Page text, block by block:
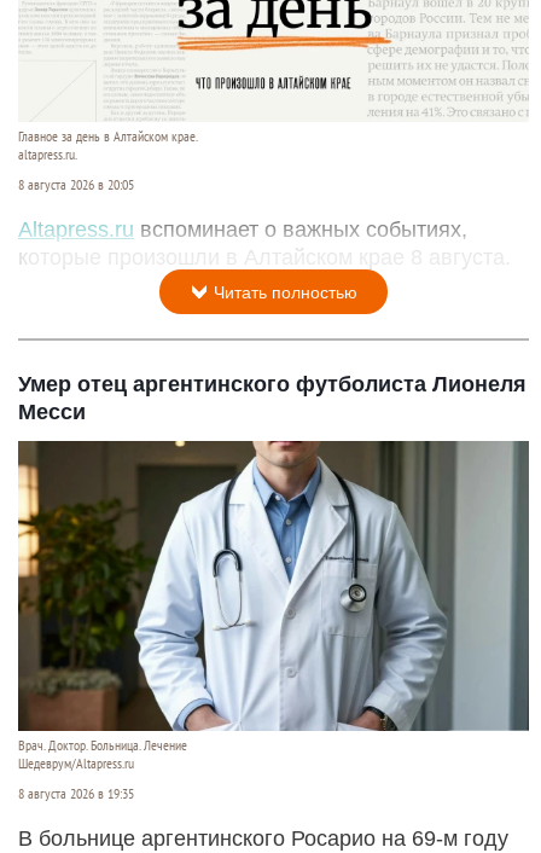
Главное за день в Алтайском крае.
altapress.ru.
8 августа 2026 в 20:05
Altapress.ru вспоминает о важных событиях,
которые произошли в Алтайском крае 8 августа.
Читать полностью
Умер отец аргентинского футболиста Лионеля
Месси
Врач. Доктор. Больница. Лечение
Шедеврум/Altapress.ru
8 августа 2026 в 19:35
В больнице аргентинского Росарио на 69-м году